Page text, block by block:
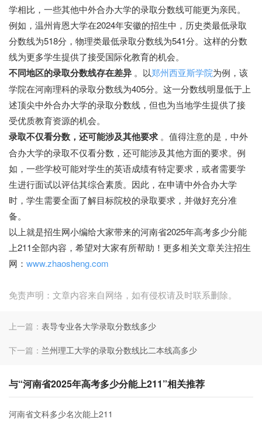
学相比，一些其他中外合办大学的录取分数线可能更为亲民。
例如，温州肯恩大学在2024年安徽的招生中，历史类最低录取
分数线为518分，物理类最低录取分数线为541分。这样的分数
线为更多学生提供了接受国际化教育的机会。
不同地区的录取分数线存在差异 。以郑州西亚斯学院为例，该
学院在河南理科的录取分数线为405分。这一分数线明显低于上
述顶尖中外合办大学的录取分数线，但也为当地学生提供了接
受优质教育资源的机会。
录取不仅看分数，还可能涉及其他要求 。值得注意的是，中外
合办大学的录取不仅看分数，还可能涉及其他方面的要求。例
如，一些学校可能对学生的英语成绩有特定要求，或者需要学
生进行面试以评估其综合素质。因此，在申请中外合办大学
时，学生需要全面了解目标院校的录取要求，并做好充分准
备。
以上就是招生网小编给大家带来的河南省2025年高考多少分能
上211全部内容，希望对大家有所帮助！更多相关文章关注招生
网： www.zhaosheng.com
免责声明：文章内容来自网络，如有侵权请及时联系删除。
上一篇： 表导专业各大学录取分数线多少
下一篇： 兰州理工大学的录取分数线比二本线高多少
与“河南省2025年高考多少分能上211”相关推荐
河南省文科多少名次能上211